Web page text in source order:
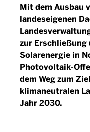
Mit dem Ausbau
landeseigenen
zur Erschließung
Solarenergie in
Photovoltaik-
dem Weg zum
klimaneutralen
Jahr 2030.